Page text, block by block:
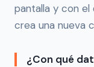
pantalla y con
crea una nueva
¿Con qué